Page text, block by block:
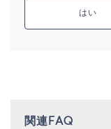
はい
関連FAQ